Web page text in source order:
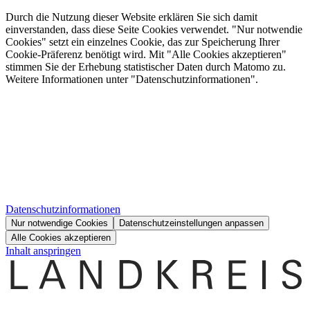
Durch die Nutzung dieser Website erklären Sie sich damit
einverstanden, dass diese Seite Cookies verwendet. "Nur notwendie
Cookies" setzt ein einzelnes Cookie, das zur Speicherung Ihrer
Cookie-Präferenz benötigt wird. Mit "Alle Cookies akzeptieren"
stimmen Sie der Erhebung statistischer Daten durch Matomo zu.
Weitere Informationen unter "Datenschutzinformationen".
Datenschutzinformationen
Nur notwendige Cookies
Datenschutzeinstellungen anpassen
Alle Cookies akzeptieren
Inhalt anspringen